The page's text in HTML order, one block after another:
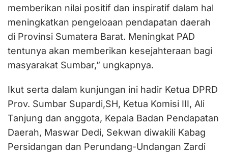
memberikan nilai positif dan inspiratif dalam hal
meningkatkan pengeloaan pendapatan daerah
di Provinsi Sumatera Barat. Meningkat PAD
tentunya akan memberikan kesejahteraan bagi
masyarakat Sumbar,” ungkapnya.
Ikut serta dalam kunjungan ini hadir Ketua DPRD
Prov. Sumbar Supardi,SH, Ketua Komisi III, Ali
Tanjung dan anggota, Kepala Badan Pendapatan
Daerah, Maswar Dedi, Sekwan diwakili Kabag
Persidangan dan Perundang-Undangan Zardi